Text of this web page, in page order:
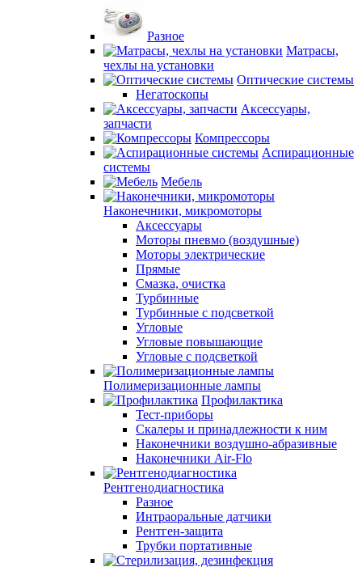
Разное
Матрасы,
чехлы на установки
Оптические системы
Негатоскопы
Аксессуары,
запчасти
Компрессоры
Аспирационные
системы
Мебель
Наконечники, микромоторы
Аксессуары
Моторы пневмо (воздушные)
Моторы электрические
Прямые
Смазка, очистка
Турбинные
Турбинные с подсветкой
Угловые
Угловые повышающие
Угловые с подсветкой
Полимеризационные лампы
Профилактика
Тест-приборы
Скалеры и принадлежности к ним
Наконечники воздушно-абразивные
Наконечники Air-Flo
Рентгенодиагностика
Разное
Интраоральные датчики
Рентген-защита
Трубки портативные